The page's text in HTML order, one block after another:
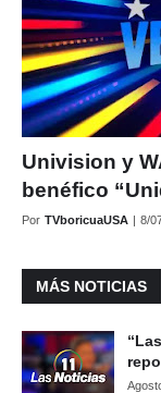
Univision y
benéfico
Por TVboricuaUSA | 8/
MÁS NOTICIAS